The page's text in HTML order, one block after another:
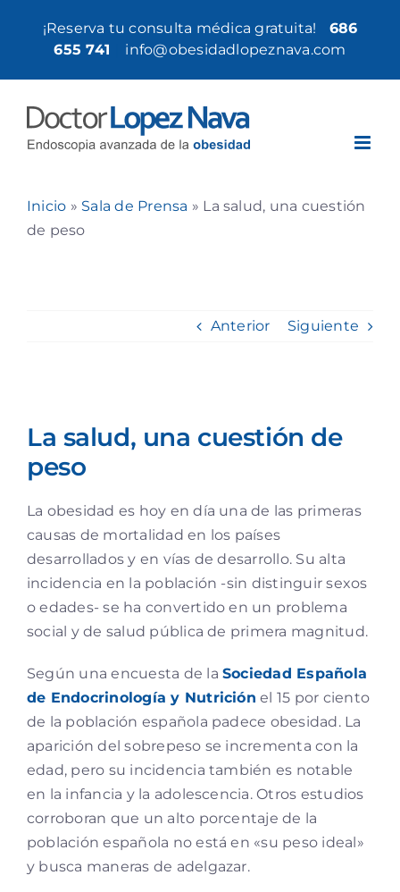
contenido
¡Reserva tu consulta médica gratuita!
686
655 741
info@obesidadlopeznava.com
Inicio » Sala de Prensa » La salud, una cuestión
de peso
Anterior Siguiente
imagen
grande
La salud, una cuestión de
peso
La obesidad es hoy en día una de las primeras
causas de mortalidad en los países
desarrollados y en vías de desarrollo. Su alta
incidencia en la población -sin distinguir sexos
o edades- se ha convertido en un problema
social y de salud pública de primera magnitud.
Según una encuesta de la Sociedad Española
de Endocrinología y Nutrición el 15 por ciento
de la población española padece obesidad. La
aparición del sobrepeso se incrementa con la
edad, pero su incidencia también es notable
en la infancia y la adolescencia. Otros estudios
corroboran que un alto porcentaje de la
población española no está en «su peso ideal»
y busca maneras de adelgazar.